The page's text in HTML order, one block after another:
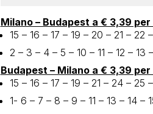
Milano – Budapest a € 3,39
15 – 16 – 17 – 19 – 20 – 21 –
2 – 3 – 4 – 5 – 10 – 11 – 12 –
Budapest – Milano a € 3,39
15 – 16 – 17 – 19 – 21 – 24 – 25
1- 6 – 7 – 8 – 9 – 11 – 13 – 14 –